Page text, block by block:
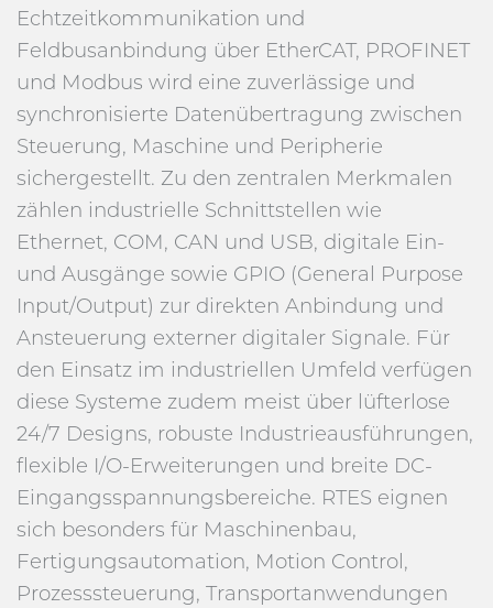
Echtzeitkommunikation und
Feldbusanbindung über EtherCAT, PROFINET
und Modbus wird eine zuverlässige und
synchronisierte Datenübertragung zwischen
Steuerung, Maschine und Peripherie
sichergestellt. Zu den zentralen Merkmalen
zählen industrielle Schnittstellen wie
Ethernet, COM, CAN und USB, digitale Ein-
und Ausgänge sowie GPIO (General Purpose
Input/Output) zur direkten Anbindung und
Ansteuerung externer digitaler Signale. Für
den Einsatz im industriellen Umfeld verfügen
diese Systeme zudem meist über lüfterlose
24/7 Designs, robuste Industrieausführungen,
flexible I/O-Erweiterungen und breite DC-
Eingangsspannungsbereiche. RTES eignen
sich besonders für Maschinenbau,
Fertigungsautomation, Motion Control,
Prozesssteuerung, Transportanwendungen